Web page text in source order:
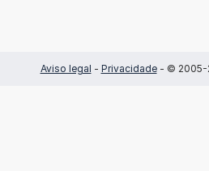
Aviso legal - Privacidade- © 2005-